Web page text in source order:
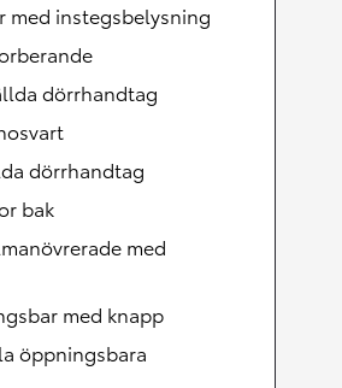
med instegsbelysning
dörrhandtag
dörrhandtag
bak
med
med knapp
öppningsbara